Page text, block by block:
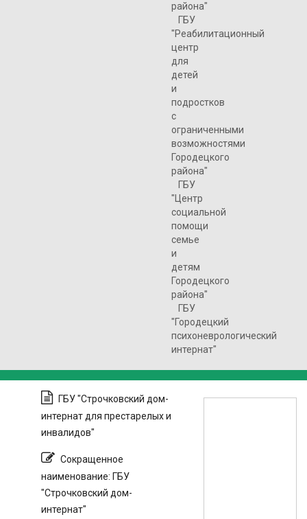
района"
ГБУ
"Реабилитационный
центр
для
детей
и
подростков
с
ограниченными
возможностями
Городецкого
района"
ГБУ
"Центр
социальной
помощи
семье
и
детям
Городецкого
района"
ГБУ
"Городецкий
психоневрологический
интернат"
ГБУ "Строчковский дом-
интернат для престарелых и
инвалидов"
Сокращенное
наименование: ГБУ
"Строчковский дом-
интернат"